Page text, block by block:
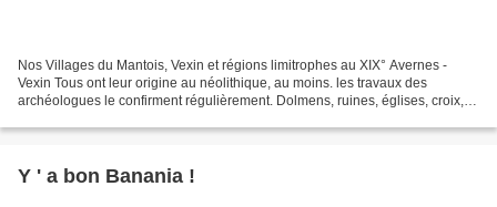
Nos Villages du Mantois, Vexin et régions limitrophes au XIX° Avernes -
Vexin Tous ont leur origine au néolithique, au moins. les travaux des
archéologues le confirment régulièrement. Dolmens, ruines, églises, croix,
Y ' a bon Banania !